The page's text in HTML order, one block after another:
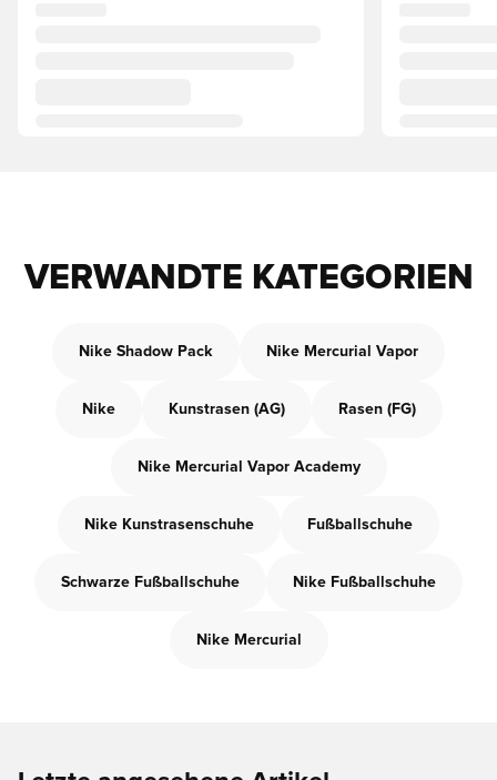
VERWANDTE KATEGORIEN
Nike Shadow Pack Nike Mercurial Vapor
Nike Kunstrasen (AG) Rasen (FG)
Nike Mercurial Vapor Academy
Nike Kunstrasenschuhe Fußballschuhe
Schwarze Fußballschuhe Nike Fußballschuhe
Nike Mercurial